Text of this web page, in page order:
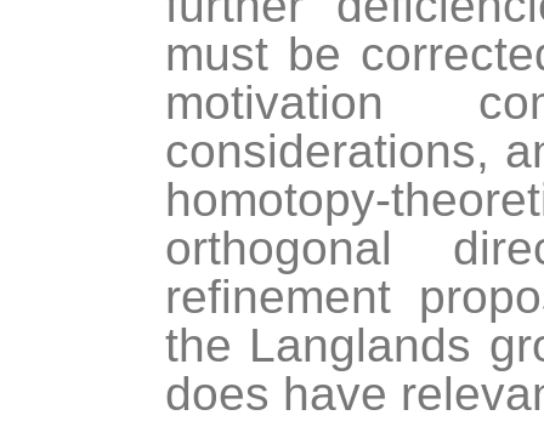
must be
motivation
considerations,
homotopy-
orthogonal
refinement
the Langlands
does have